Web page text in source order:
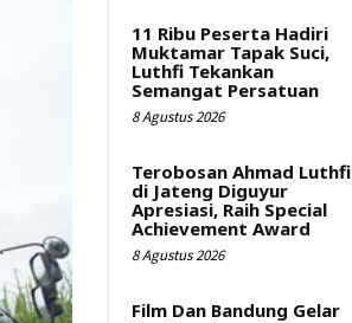
11 Ribu Peserta Hadiri
Muktamar Tapak Suci,
Luthfi Tekankan
Semangat Persatuan
8 Agustus 2026
Terobosan Ahmad Luthfi
di Jateng Diguyur
Apresiasi, Raih Special
Achievement Award
8 Agustus 2026
Film Dan Bandung Gelar